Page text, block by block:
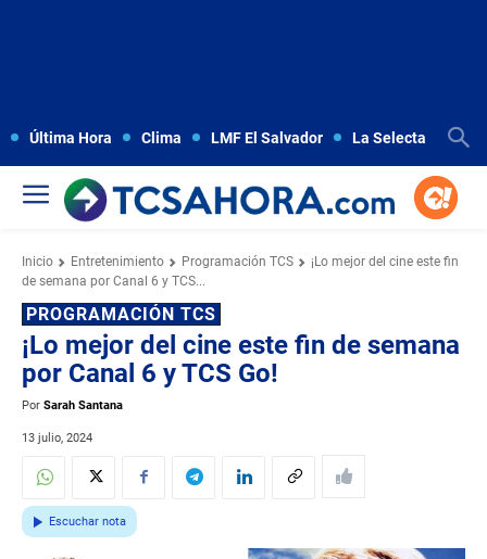
Última Hora Clima LMF El Salvador La Selecta
Inicio Entretenimiento Programación TCS
¡Lo mejor del cine este fin
de semana por Canal 6 y TCS...
PROGRAMACIÓN TCS
¡Lo mejor del cine este fin de semana
por Canal 6 y TCS Go!
Por Sarah Santana
13 julio, 2024
Escuchar nota